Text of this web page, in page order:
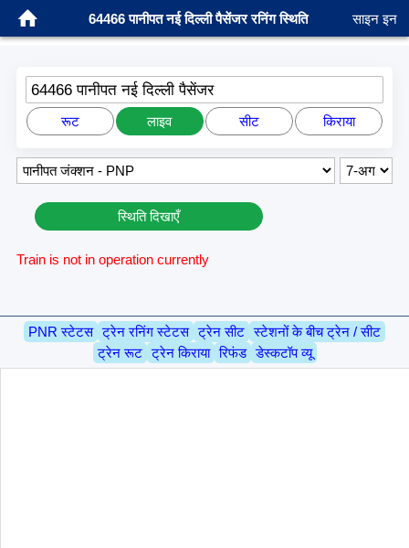
64466 पानीपत नई दिल्ली पैसेंजर रनिंग स्थिति साइन इन
64466 पानीपत नई दिल्ली पैसेंजर
रूट लाइव सीट किराया
स्थिति दिखाएँ
Train is not in operation currently
PNR स्टेटस ट्रेन रनिंग स्टेटस ट्रेन सीट स्टेशनों के बीच ट्रेन / सीट
ट्रेन रूट ट्रेन किराया रिफंड डेस्कटॉप व्यू